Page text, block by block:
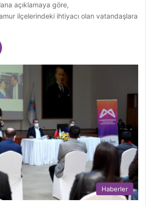
açıklamaya göre,
ilçelerindeki ihtiyacı olan vatandaşlara
Haberler